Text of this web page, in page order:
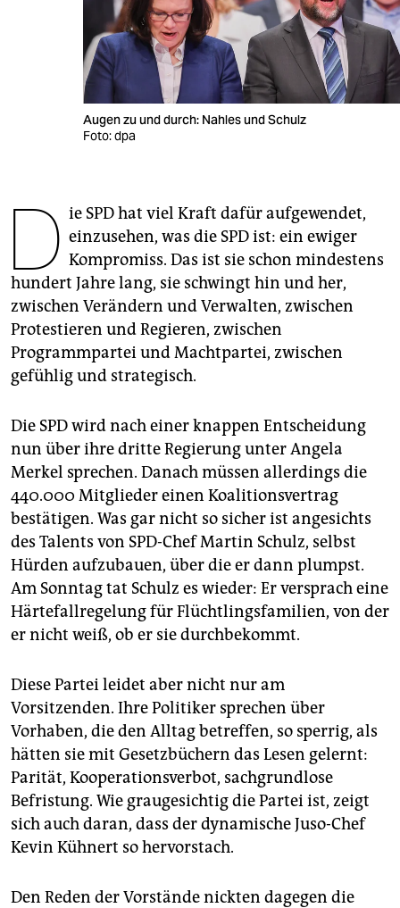
veranstaltungen
unterstützen
genossenschaft
epaper login
Augen zu und durch: Nahles und Schulz
Foto: dpa
D ie SPD hat viel Kraft dafür aufgewendet,
einzusehen, was die SPD ist: ein ewiger
Kompromiss. Das ist sie schon mindestens
hundert Jahre lang, sie schwingt hin und her,
zwischen Verändern und Verwalten, zwischen
Protestieren und Regieren, zwischen
Programmpartei und Machtpartei, zwischen
gefühlig und strategisch.
Die SPD wird nach einer knappen Entscheidung
nun über ihre dritte Regierung unter Angela
Merkel sprechen. Danach müssen allerdings die
440.000 Mitglieder einen Koa­li­tions­vertrag
bestätigen. Was gar nicht so sicher ist angesichts
des Talents von SPD-Chef Martin Schulz, selbst
Hürden aufzubauen, über die er dann plumpst.
Am Sonntag tat Schulz es wieder: Er versprach eine
Härtefallregelung für Flüchtlingsfamilien, von der
er nicht weiß, ob er sie durchbekommt.
Diese Partei leidet aber nicht nur am
Vorsitzenden. Ihre Politiker sprechen über
Vorhaben, die den Alltag betreffen, so sperrig, als
hätten sie mit Gesetzbüchern das Lesen gelernt:
Parität, Kooperationsverbot, sachgrundlose
Befristung. Wie graugesichtig die Partei ist, zeigt
sich auch daran, dass der dynamische Juso-Chef
Kevin Kühnert so hervorstach.
Den Reden der Vorstände nickten dagegen die